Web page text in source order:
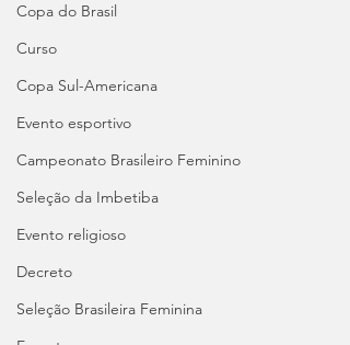
Copa do Brasil
Curso
Copa Sul-Americana
Evento esportivo
Campeonato Brasileiro Feminino
Seleção da Imbetiba
Evento religioso
Decreto
Seleção Brasileira Feminina